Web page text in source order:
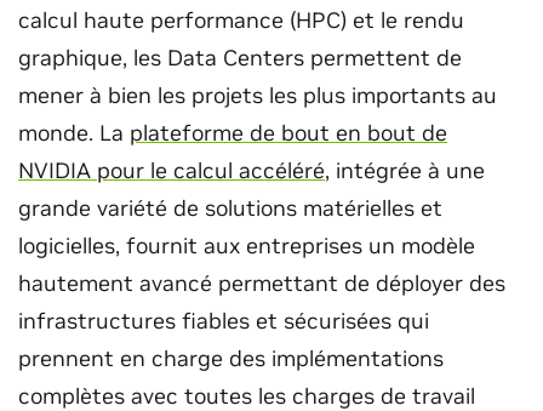
calcul haute performance (HPC) et le rendu
graphique, les Data Centers permettent de
mener à bien les projets les plus importants au
monde. La plateforme de bout en bout de
NVIDIA pour le calcul accéléré, intégrée à une
grande variété de solutions matérielles et
logicielles, fournit aux entreprises un modèle
hautement avancé permettant de déployer des
infrastructures fiables et sécurisées qui
prennent en charge des implémentations
complètes avec toutes les charges de travail